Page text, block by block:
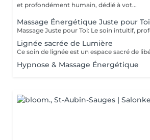
et profondément humain, dédié à vot...
Massage Énergétique Juste pour Toi
Lignée sacrée de Lumière
Hypnose & Massage Énergétique